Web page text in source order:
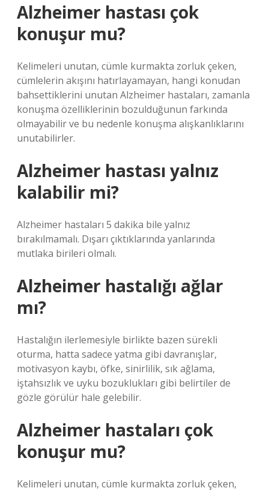
Alzheimer hastası çok
konuşur mu?
Kelimeleri unutan, cümle kurmakta zorluk çeken,
cümlelerin akışını hatırlayamayan, hangi konudan
bahsettiklerini unutan Alzheimer hastaları, zamanla
konuşma özelliklerinin bozulduğunun farkında
olmayabilir ve bu nedenle konuşma alışkanlıklarını
unutabilirler.
Alzheimer hastası yalnız
kalabilir mi?
Alzheimer hastaları 5 dakika bile yalnız
bırakılmamalı. Dışarı çıktıklarında yanlarında
mutlaka birileri olmalı.
Alzheimer hastalığı ağlar
mı?
Hastalığın ilerlemesiyle birlikte bazen sürekli
oturma, hatta sadece yatma gibi davranışlar,
motivasyon kaybı, öfke, sinirlilik, sık ağlama,
iştahsızlık ve uyku bozuklukları gibi belirtiler de
gözle görülür hale gelebilir.
Alzheimer hastaları çok
konuşur mu?
Kelimeleri unutan, cümle kurmakta zorluk çeken,